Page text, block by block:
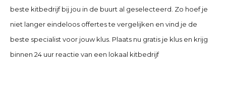
beste kitbedrijf bij jou in de buurt al geselecteerd. Zo hoef je
niet langer eindeloos offertes te vergelijken en vind je de
beste specialist voor jouw klus. Plaats nu gratis je klus en krijg
binnen 24 uur reactie van een lokaal kitbedrijf